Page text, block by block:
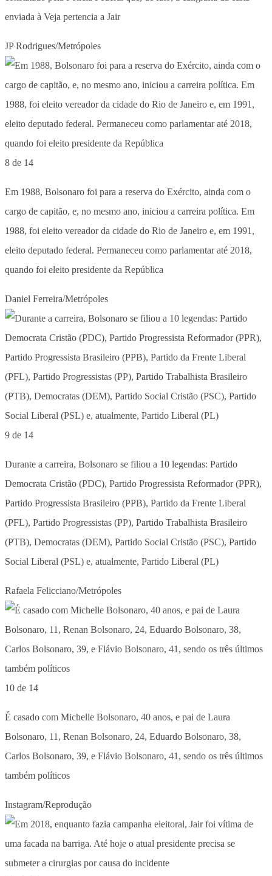
enviada à Veja pertencia a Jair
JP Rodrigues/Metrópoles
8 de 14
Em 1988, Bolsonaro foi para a reserva do Exército, ainda com o
cargo de capitão, e, no mesmo ano, iniciou a carreira política. Em
1988, foi eleito vereador da cidade do Rio de Janeiro e, em 1991,
eleito deputado federal. Permaneceu como parlamentar até 2018,
quando foi eleito presidente da República
Daniel Ferreira/Metrópoles
9 de 14
Durante a carreira, Bolsonaro se filiou a 10 legendas: Partido
Democrata Cristão (PDC), Partido Progressista Reformador (PPR),
Partido Progressista Brasileiro (PPB), Partido da Frente Liberal
(PFL), Partido Progressistas (PP), Partido Trabalhista Brasileiro
(PTB), Democratas (DEM), Partido Social Cristão (PSC), Partido
Social Liberal (PSL) e, atualmente, Partido Liberal (PL)
Rafaela Felicciano/Metrópoles
10 de 14
É casado com Michelle Bolsonaro, 40 anos, e pai de Laura
Bolsonaro, 11, Renan Bolsonaro, 24, Eduardo Bolsonaro, 38,
Carlos Bolsonaro, 39, e Flávio Bolsonaro, 41, sendo os três últimos
também políticos
Instagram/Reprodução